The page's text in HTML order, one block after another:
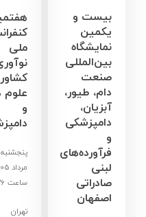
بیست و
یکمین
نمایشگاه
بین‌المللی
صنعت
دام، طیور،
آبزیان،
دامپزشکی
و
فرآورده‌های
لبنی
صادراتی
اصفهان
ملی
علوم
و
ساعت 14:26
تهران